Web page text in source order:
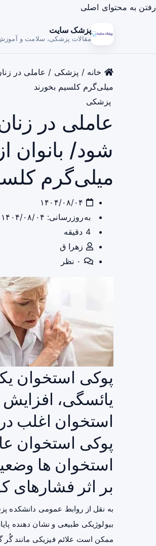
رفتن به محتوای اصلی
پزشک سایت
مقالات پزشکی، سلامت و
خانه / پزشکی /
میلی‌گرم کلسیم بخورند
پزشکی
عاملی در
میلی‌گرم
به‌روزرسانی: ۱۴۰۴/۰۸/۰۴
4 دقیقه
زهرا ق
پوکی استخوان
یائسگی،
پوکی استخوان
استخوان ها
بر اثر فشارهای
به نقل از روابط عمومی دانشکده
ممکن است علائم فیزیکی مانند گُر